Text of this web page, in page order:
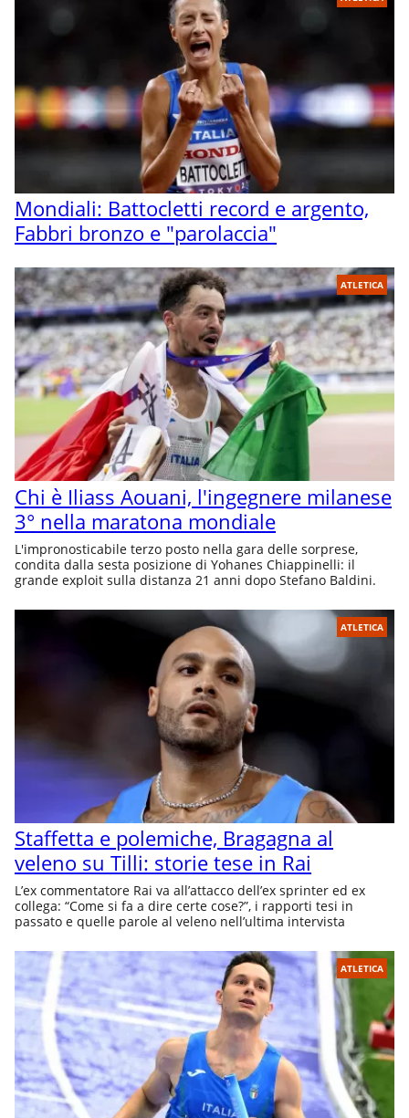
Mondiali: Battocletti record e argento,
Fabbri bronzo e "parolaccia"
ATLETICA
Chi è Iliass Aouani, l'ingegnere milanese
3° nella maratona mondiale
L'impronosticabile terzo posto nella gara delle sorprese,
condita dalla sesta posizione di Yohanes Chiappinelli: il
grande exploit sulla distanza 21 anni dopo Stefano Baldini.
ATLETICA
Staffetta e polemiche, Bragagna al
veleno su Tilli: storie tese in Rai
L’ex commentatore Rai va all’attacco dell’ex sprinter ed ex
collega: “Come si fa a dire certe cose?”, i rapporti tesi in
passato e quelle parole al veleno nell’ultima intervista
ATLETICA